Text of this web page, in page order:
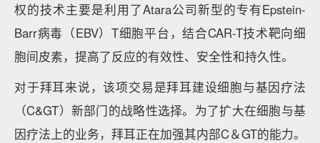
权的技术主要是利用了Atara公司新型的专有Epstein-
Barr病毒（EBV）T细胞平台，结合CAR-T技术靶向细
胞间皮素，提高了反应的有效性、安全性和持久性。
对于拜耳来说，该项交易是拜耳建设细胞与基因疗法
（C&GT）新部门的战略性选择。为了扩大在细胞与基
因疗法上的业务，拜耳正在加强其内部C＆GT的能力。